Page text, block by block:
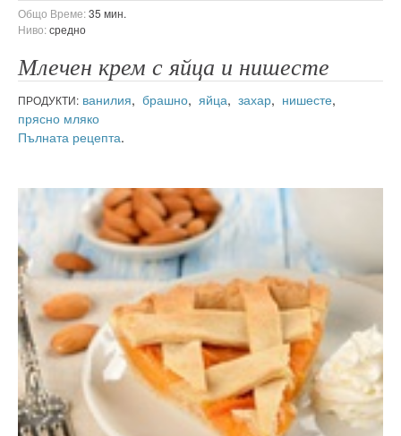
Общо Време:35 мин.
Ниво:средно
Млечен крем с яйца и нишесте
ПРОДУКТИ: ванилия, брашно, яйца, захар, нишесте,
прясно мляко
Пълната рецепта.